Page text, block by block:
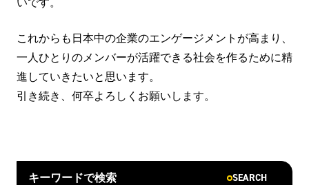
これからも日本中の企業のエンゲージメントが高まり、
一人ひとりのメンバーが活躍できる社会を作るために精
進していきたいと思います。
引き続き、何卒よろしくお願いします。
キーワードで検索 SEARCH